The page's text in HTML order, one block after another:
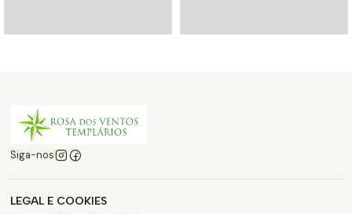
Siga-nos
LEGAL E COOKIES